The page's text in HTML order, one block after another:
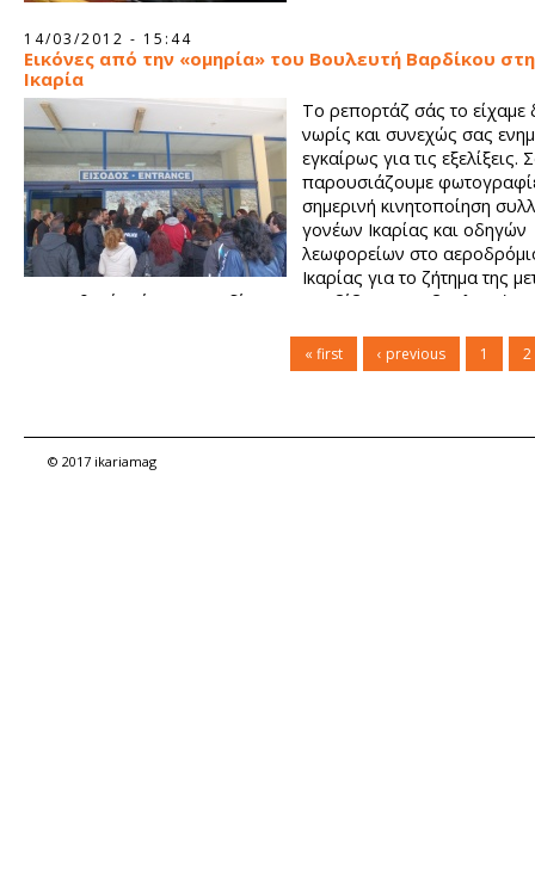
14/03/2012 - 15:44
Εικόνες από την «ομηρία» του Βουλευτή Βαρδίκου
Ικαρία
Το ρεπορτάζ σάς το είχαμε
νωρίς και συνεχώς σας
εγκαίρως για τις εξελίξεις.
παρουσιάζουμε
σημερινή κινητοποίηση
γονέων Ικαρίας και οδηγών
λεωφορείων στο
Ικαρίας για το ζήτημα της
των μαθητών, όπου εμποδίστηκε η επιβίβαση του βουλευτή
« first ‹ previous 1 2
© 2017 ikariamag